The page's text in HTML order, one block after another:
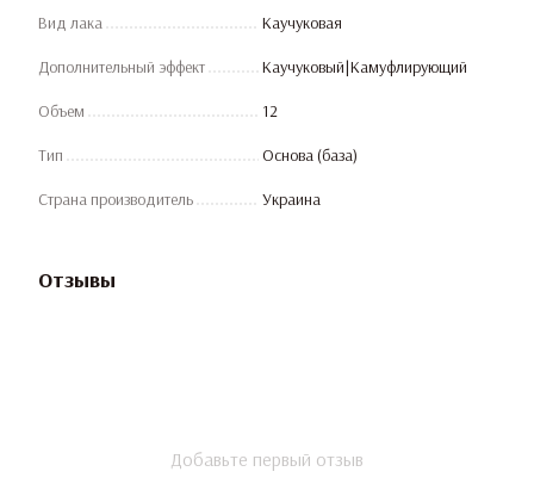
Вид лака Каучуковая
Дополнительный эффект Каучуковый|Камуфлирующий
Объем 12
Тип Основа (база)
Страна производитель Украина
Отзывы
Добавьте первый отзыв